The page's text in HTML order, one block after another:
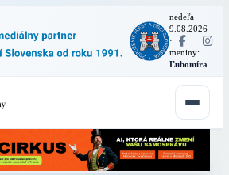
nedeľa
9.08.2026
·
meniny:
Ľubomíra